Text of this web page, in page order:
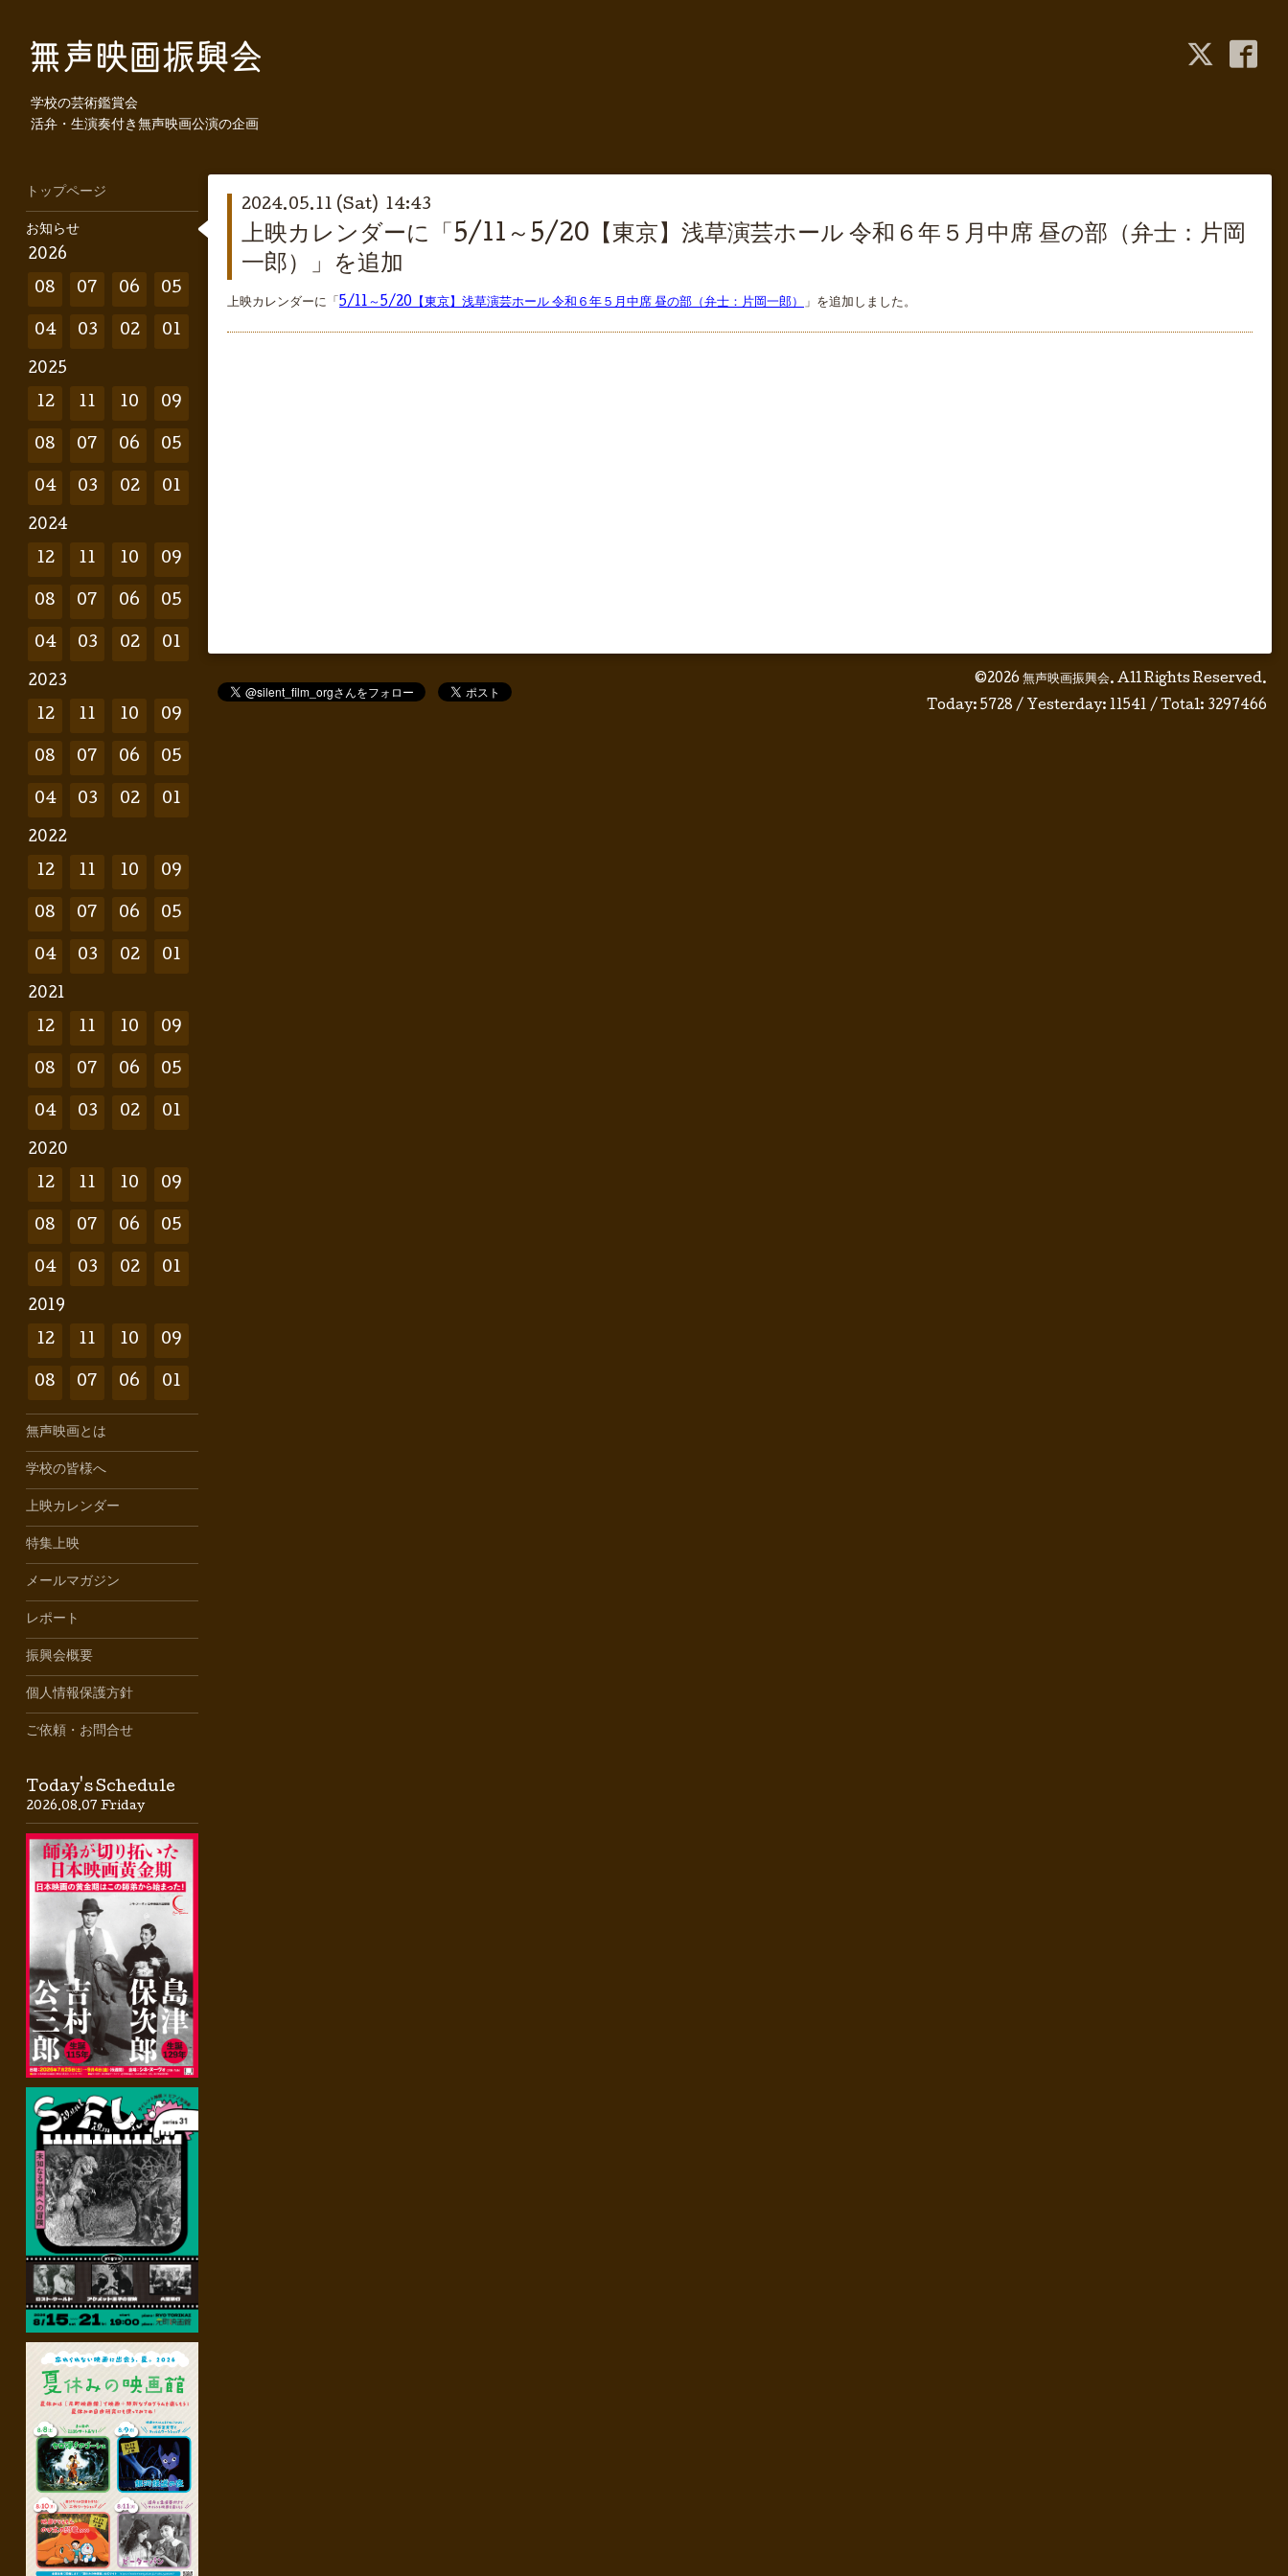
学校の芸術鑑賞会
活弁・生演奏付き無声映画公演の企画
2024.05.11 (Sat) 14:43
上映カレンダーに「5/11～5/20【東京】浅草演芸ホール 令和６年５月中席 昼の部（弁士：片岡
一郎）」を追加
上映カレンダーに「 5/11～5/20【東京】浅草演芸ホール 令和６年５月中席 昼の部（弁士：片岡一郎） 」を追加しました。
©2026 無声映画振興会. All Rights Reserved.
Today: 5728 / Yesterday: 11541 / Total: 3297466
トップページ
お知らせ
2026
08 07 06 05
04 03 02 01
2025
12 11 10 09
08 07 06 05
04 03 02 01
2024
12 11 10 09
08 07 06 05
04 03 02 01
2023
12 11 10 09
08 07 06 05
04 03 02 01
2022
12 11 10 09
08 07 06 05
04 03 02 01
2021
12 11 10 09
08 07 06 05
04 03 02 01
2020
12 11 10 09
08 07 06 05
04 03 02 01
2019
12 11 10 09
08 07 06 01
無声映画とは
学校の皆様へ
上映カレンダー
特集上映
メールマガジン
レポート
振興会概要
個人情報保護方針
ご依頼・お問合せ
Today's Schedule
2026.08.07 Friday